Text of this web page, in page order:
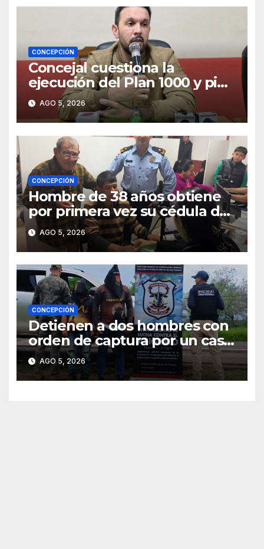
CONCEPCIÓN
Concejal cuestiona la
ejecución del Plan 1000 y pide
mayor participación del
municipio
AGO 5, 2026
CONCEPCIÓN
Hombre de 38 años obtiene
por primera vez su cédula de
identidad en Concepción
AGO 5, 2026
CONCEPCIÓN
Detienen a dos hombres con
orden de captura por un caso
de abigeato
AGO 5, 2026